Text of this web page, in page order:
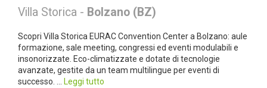
Villa Storica - Bolzano (BZ)
Scopri Villa Storica EURAC Convention Center a Bolzano: aule
formazione, sale meeting, congressi ed eventi modulabili e
insonorizzate. Eco-climatizzate e dotate di tecnologie
avanzate, gestite da un team multilingue per eventi di
successo. ...
Leggi tutto